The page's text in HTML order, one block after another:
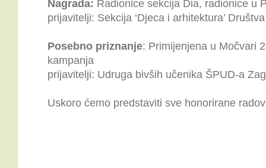
Nagrada: Radionice sekcija Dia, radionice u
prijavitelji: Sekcija ‘Djeca i arhitektura’
Posebno priznanje: Primijenjena u Močvari
kampanja
prijavitelji: Udruga bivših učenika ŠPUD-a
Uskoro ćemo predstaviti sve honorirane